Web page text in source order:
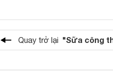
Quay trở lại "Sữa công